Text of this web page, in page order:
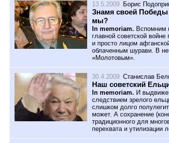
13.5.2009 Борис
Знамя своей Победы
мы?
In memoriam. Вспомним
главной советской
и просто лицом
облаченным шурави. В
«Молотовым».
30.4.2009 Станислав
Наш советский
In memoriam. И
следствием зрелого
слишком долго
может. А сохранение
традиционного для
перехвата и утилизации